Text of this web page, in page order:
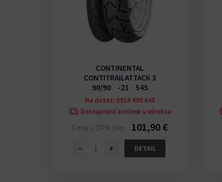
CONTINENTAL
CONTITRAILATTACK 3
90/90 -21 54S
Na dotaz: 0918 490 645
Dostupnosť zistíme u výrobcu
Cena s DPH /1ks 101,90 €
− + DETAIL